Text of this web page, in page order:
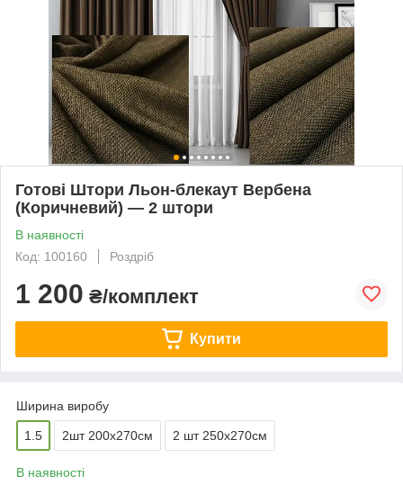
Готові Штори Льон-блекаут Вербена
(Коричневий) — 2 штори
В наявності
Код: 100160
Роздріб
1 200 ₴/комплект
Купити
Ширина виробу
1.5 2шт 200х270см 2 шт 250х270см
В наявності